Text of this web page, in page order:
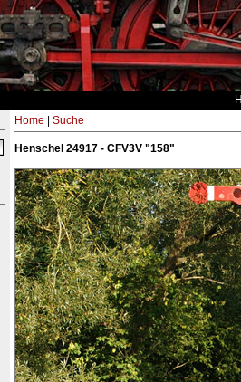
Home Suche
Henschel 24917 - CFV3V "158"